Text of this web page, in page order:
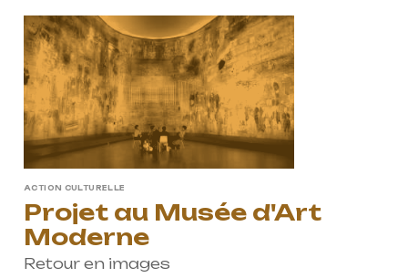
ACTION CULTURELLE
Projet au Musée d'Art
Moderne
Retour en images
Européen de Musique de
Chambre
Résidence jeunes
interprètes
Formation
professionnelle et
masterclasses
Projets européens
Actions culturelles
Concerts et événements